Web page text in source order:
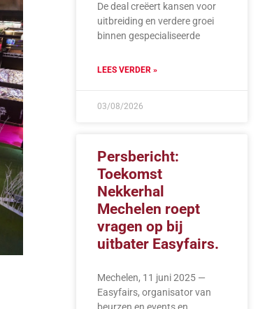
De deal creëert kansen voor
uitbreiding en verdere groei
binnen gespecialiseerde
LEES VERDER »
03/08/2026
Persbericht:
Toekomst
Nekkerhal
Mechelen roept
vragen op bij
uitbater Easyfairs.
Mechelen, 11 juni 2025 —
Easyfairs, organisator van